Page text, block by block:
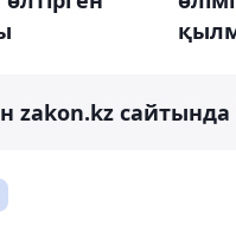
zakon.kz